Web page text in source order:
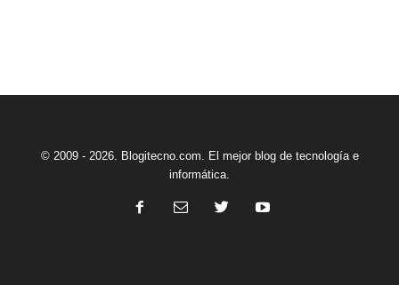
© 2009 - 2026. Blogitecno.com. El mejor blog de tecnología e
informática.